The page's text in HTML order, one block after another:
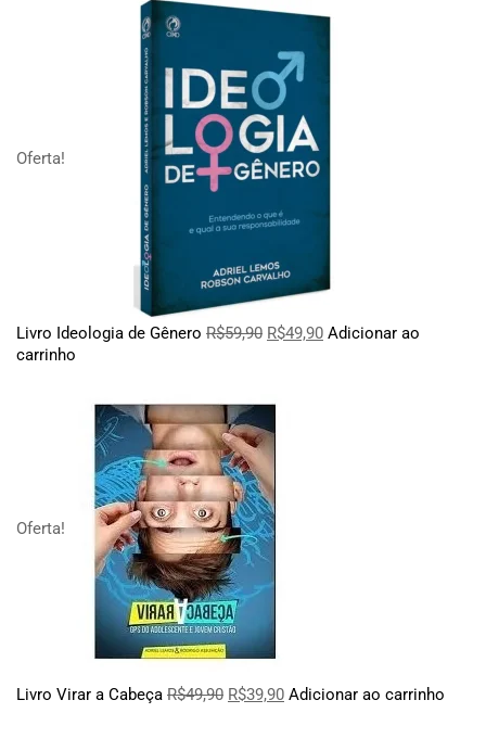
Oferta!
Livro Ideologia de Gênero R$59,90 R$49,90 Adicionar ao
carrinho
Oferta!
Livro Virar a Cabeça R$49,90 R$39,90 Adicionar ao carrinho